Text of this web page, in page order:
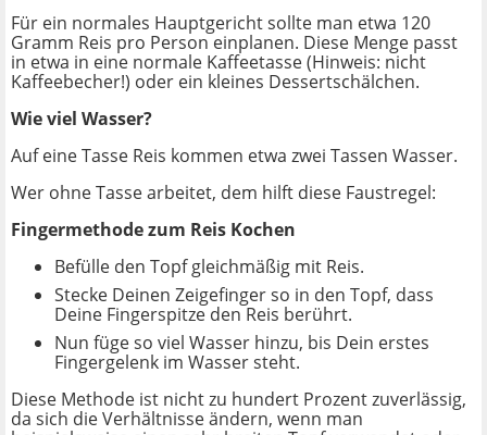
Für ein normales Hauptgericht sollte man etwa 120
Gramm Reis pro Person einplanen. Diese Menge passt
in etwa in eine normale Kaffeetasse (Hinweis: nicht
Kaffeebecher!) oder ein kleines Dessertschälchen.
Wie viel Wasser?
Auf eine Tasse Reis kommen etwa zwei Tassen Wasser.
Wer ohne Tasse arbeitet, dem hilft diese Faustregel:
Fingermethode zum Reis Kochen
Befülle den Topf gleichmäßig mit Reis.
Stecke Deinen Zeigefinger so in den Topf, dass
Deine Fingerspitze den Reis berührt.
Nun füge so viel Wasser hinzu, bis Dein erstes
Fingergelenk im Wasser steht.
Diese Methode ist nicht zu hundert Prozent zuverlässig,
da sich die Verhältnisse ändern, wenn man